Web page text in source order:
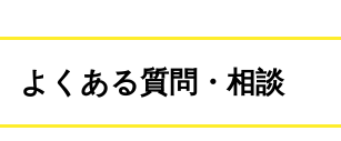
よくある質問・相談